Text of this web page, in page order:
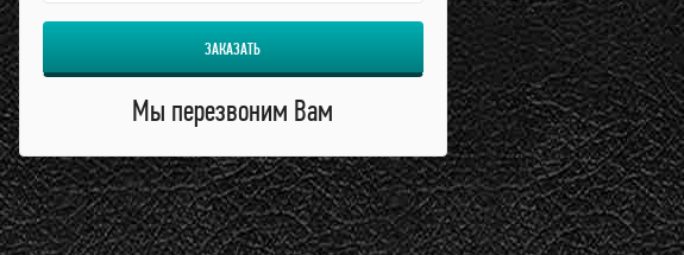
ЗАКАЗАТЬ
Мы перезвоним Вам